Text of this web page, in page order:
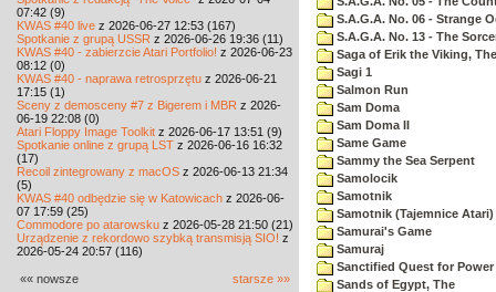
07:42 (9)
KWAS #40 live z 2026-06-27 12:53 (167)
Spotkanie z grupą USSR z 2026-06-26 19:36 (11)
KWAS #40 - zabierzcie Atari Portfolio! z 2026-06-23
08:12 (0)
KWAS #40 - naprawa retrosprzętu z 2026-06-21
17:15 (1)
Sceny z demosceny #7 z Bigerem i MBR z 2026-
06-19 22:08 (0)
Atari Floppy Image Toolkit z 2026-06-17 13:51 (9)
Spotkanie online z grupą LST z 2026-06-16 16:32
(17)
Recoil zintegrowany z macOS z 2026-06-13 21:34
(5)
KWAS #40 odbędzie się w Katowicach z 2026-06-
07 17:59 (25)
Commodore po atarowsku z 2026-05-28 21:50 (21)
Urządzenie z rekordowo szybką transmisją SIO! z
2026-05-24 20:57 (116)
«« nowsze starsze »»
S.A.G.A. No. 06 - Strange
S.A.G.A. No. 13 - The
Saga of Erik the Viking, The
Sagi 1
Salmon Run
Sam Doma
Sam Doma II
Same Game
Sammy the Sea Serpent
Samolocik
Samotnik
Samotnik (Tajemnice Atari)
Samurai's Game
Samuraj
Sanctified Quest for Power
Sands of Egypt, The